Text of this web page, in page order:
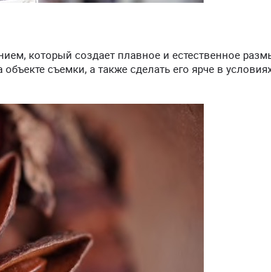
который создает плавное и естественное
съемки, а также сделать его ярче в